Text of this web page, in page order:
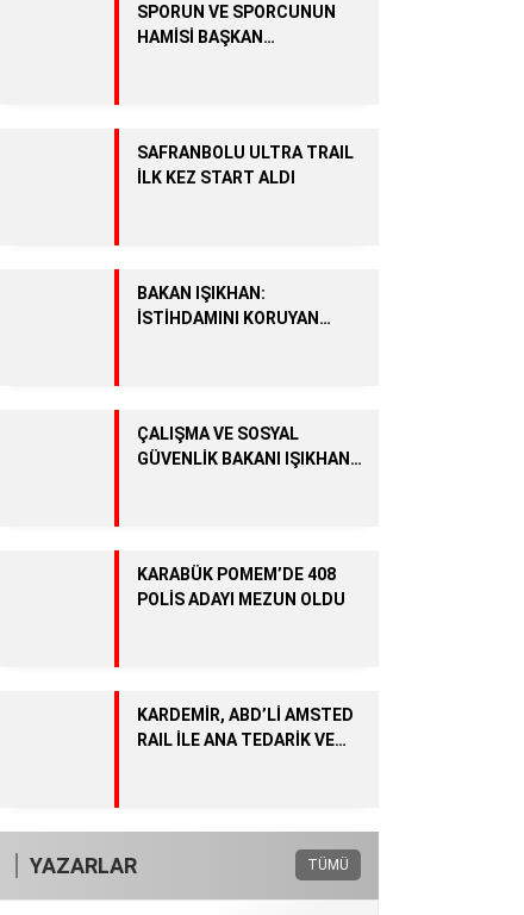
SPORUN VE SPORCUNUN
HAMİSİ BAŞKAN
SAFRANBOLU ULTRA TRAIL
İLK KEZ START ALDI
BAKAN IŞIKHAN:
İSTİHDAMINI KORUYAN
ÇALIŞMA VE SOSYAL
GÜVENLİK BAKANI IŞIKHAN
KARABÜK POMEM’DE 408
POLİS ADAYI MEZUN OLDU
KARDEMİR, ABD’Lİ AMSTED
RAIL İLE ANA TEDARİK VE
YAZARLAR TÜMÜ